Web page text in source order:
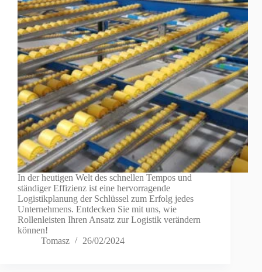
In der heutigen Welt des schnellen Tempos und
ständiger Effizienz ist eine hervorragende
Logistikplanung der Schlüssel zum Erfolg jedes
Unternehmens. Entdecken Sie mit uns, wie
Rollenleisten Ihren Ansatz zur Logistik verändern
können!
Tomasz
26/02/2024